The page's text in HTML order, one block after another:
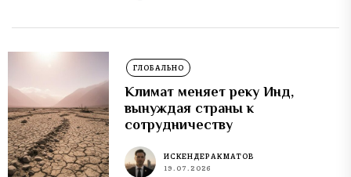
ГЛОБАЛЬНО
Климат меняет реку Инд,
вынуждая страны к
сотрудничеству
ИСКЕНДЕР АКМАТОВ
19.07.2026